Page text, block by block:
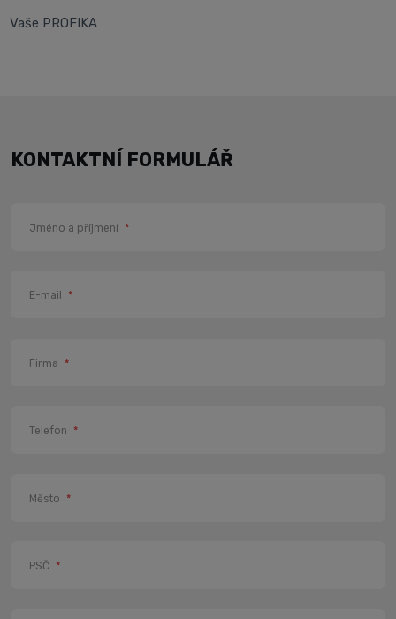
Vaše PROFIKA
KONTAKTNÍ FORMULÁŘ
Jméno a příjmení *
E-mail *
Firma *
Telefon *
Město *
PSČ *